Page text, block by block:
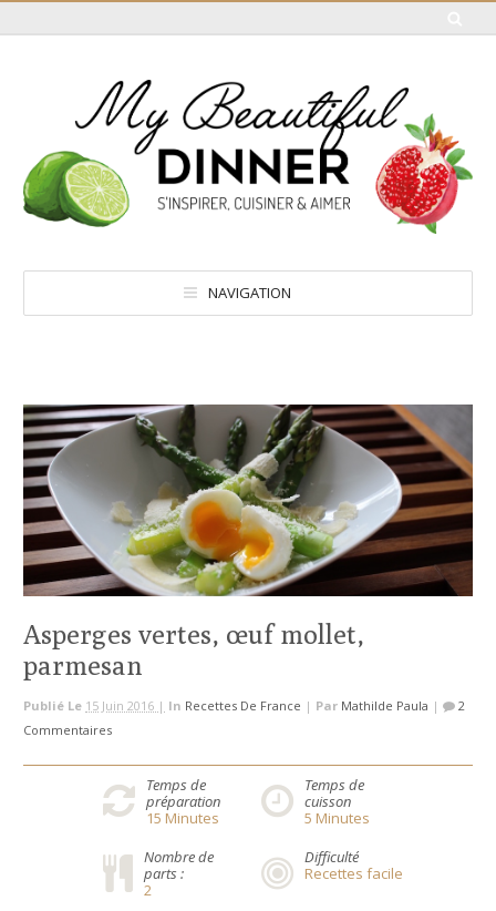
NAVIGATION
Asperges vertes, œuf mollet,
parmesan
Publié Le 15 Juin 2016 | In Recettes De France | Par Mathilde Paula |
2
Commentaires
Temps de
préparation
15 Minutes
Temps de
cuisson
5 Minutes
Nombre de
parts :
2
Difficulté
Recettes facile